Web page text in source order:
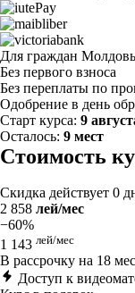
Для граждан
Без первого взноса
Без переплаты по
Одобрение в день
Старт курса: 9
Осталось: 9 мест
Стоимость
Скидка действует 0
2 858 лей/мес
−60%
1 143 лей/мес
В рассрочку на 18
Доступ к